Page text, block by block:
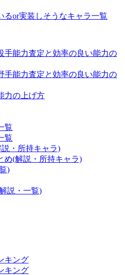
るor実装しそうなキャラ一覧
手能力査定と効率の良い能力の
手能力査定と効率の良い能力の
力の上げ方
覧
覧
・所持キャラ)
め(解説・所持キャラ)
)
説・一覧)
キング
キング